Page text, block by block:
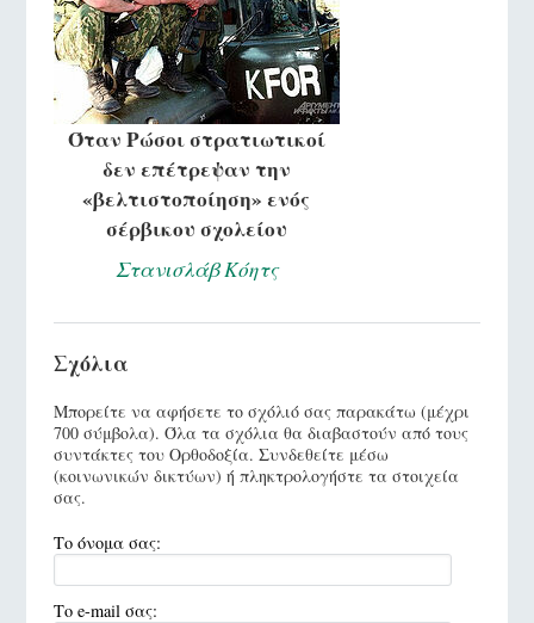
Όταν Ρώσοι στρατιωτικοί
δεν επέτρεψαν την
«βελτιστοποίηση» ενός
σέρβικου σχολείου
Στανισλάβ Κόητς
Σχόλια
Μπορείτε να αφήσετε το σχόλιό σας παρακάτω (μέχρι
700 σύμβολα). Όλα τα σχόλια θα διαβαστούν από τους
συντάκτες του Ορθοδοξία. Συνδεθείτε μέσω
(κοινωνικών δικτύων) ή πληκτρολογήστε τα στοιχεία
σας.
Το όνομα σας:
Το e-mail σας: